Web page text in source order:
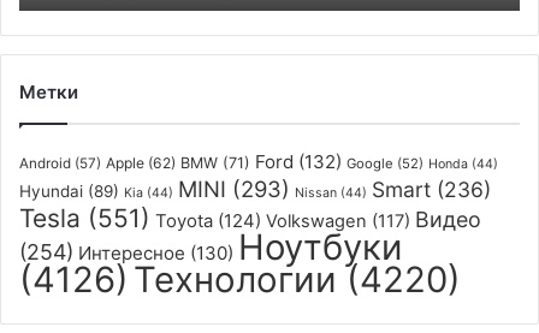
она
не
слишком
хорошо
Метки
Android (57) Apple (62) BMW (71) Ford (132) Google (52) Honda (44)
Hyundai (89) Kia (44) MINI (293) Nissan (44) Smart (236)
Tesla (551) Toyota (124) Volkswagen (117) Видео
(254) Интересное (130) Ноутбуки
(4126) Технологии (4220)